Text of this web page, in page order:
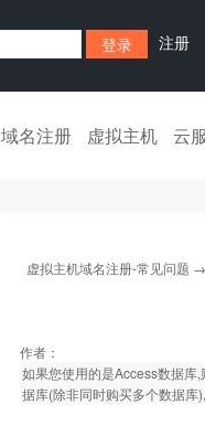
注册
域名注册 虚拟主机 云
虚拟主机域名注册-常见问题
作者：
如果您使用的是Access数据库
据库(除非同时购买多个数据库